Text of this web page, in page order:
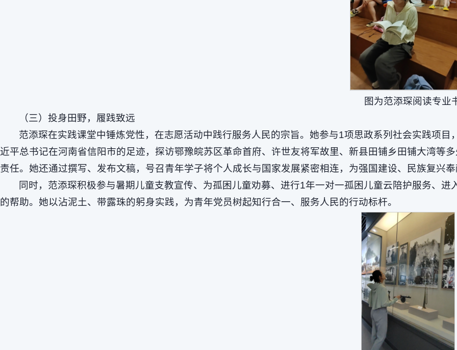
图为范添琛阅读专业
（三）投身田野，履践致远
范添琛在实践课堂中锤炼党性，在志愿活动中践行服务人民的宗旨。她参与1项思政系列社会实践项
近平总书记在河南省信阳市的足迹，探访鄂豫皖苏区革命首府、许世友将军故里、新县田铺乡田铺大湾等
责任。她还通过撰写、发布文稿，号召青年学子将个人成长与国家发展紧密相连，为强国建设、民族复兴
同时，范添琛积极参与暑期儿童支教宣传、为孤困儿童劝募、进行1年一对一孤困儿童云陪护服务、
的帮助。她以沾泥土、带露珠的躬身实践，为青年党员树起知行合一、服务人民的行动标杆。